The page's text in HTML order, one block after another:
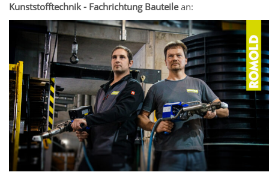
Kunststofftechnik - Fachrichtung Bauteilean: